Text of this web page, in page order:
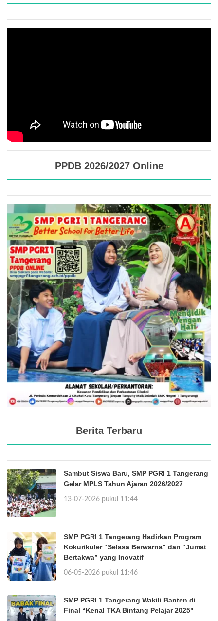
PPDB 2026/2027 Online
Berita Terbaru
Sambut Siswa Baru, SMP PGRI 1 Tangerang
Gelar MPLS Tahun Ajaran 2026/2027
13-07-2026 pukul 11:44
SMP PGRI 1 Tangerang Hadirkan Program
Kokurikuler “Selasa Berwarna” dan “Jumat
Bertakwa” yang Inovatif
06-05-2026 pukul 11:46
SMP PGRI 1 Tangerang Wakili Banten di
Final “Kenal TKA Bintang Pelajar 2025"